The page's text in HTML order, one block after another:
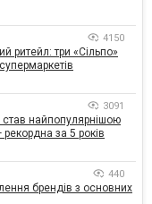
4150
ритейл: три «Сільпо»
3091
найпопулярнішою
рекордна за 5 років
440
брендів з основних